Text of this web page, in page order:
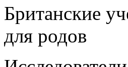
Британские
для родов